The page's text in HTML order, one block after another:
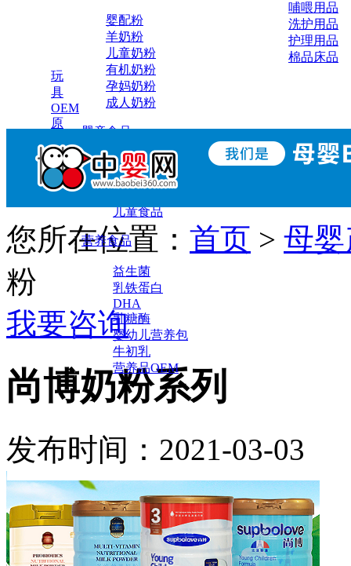
婴配粉
羊奶粉
儿童奶粉
有机奶粉
孕妈奶粉
成人奶粉
婴童食品
辅食
小零食
儿童食品
营养食品
益生菌
乳铁蛋白
DHA
乳糖酶
婴幼儿营养包
牛初乳
营养品OEM
哺喂用品
洗护用品
护理用品
棉品床品
玩
具
OEM
原
您所在位置： 首页 > 母
粉
我要咨询
尚博奶粉系列
发布时间：2021-03-